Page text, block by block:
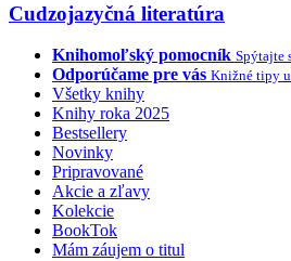
Cudzojazyčná literatúra
Knihomoľský pomocník Spýtajte
Odporúčame pre vás Knižné tipy
Všetky knihy
Knihy roka 2025
Bestsellery
Novinky
Pripravované
Akcie a zľavy
Kolekcie
BookTok
Mám záujem o titul